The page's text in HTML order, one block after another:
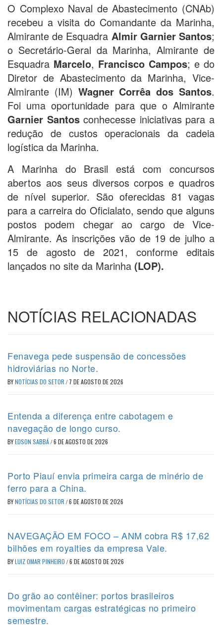
O Complexo Naval de Abastecimento (CNAb)
recebeu a visita do Comandante da Marinha,
Almirante de Esquadra Almir Garnier Santos;
o Secretário-Geral da Marinha, Almirante de
Esquadra Marcelo, Francisco Campos; e do
Diretor de Abastecimento da Marinha, Vice-
Almirante (IM) Wagner Corrêa dos Santos.
Foi uma oportunidade para que o Almirante
Garnier Santosconhecesse iniciativas para a
redução de custos operacionais da cadeia
logística da Marinha.
A Marinha do Brasil está com concursos
abertos aos seus diversos corpos e quadros
de nível superior. São oferecidas 81 vagas
para a carreira do Oficialato, sendo que alguns
postos podem chegar ao cargo de Vice-
Almirante. As inscrições vão de 19 de julho a
15 de agosto de 2021, conforme editais
lançados no site da Marinha (LOP).
NOTÍCIAS RELACIONADAS
Fenavega pede suspensão de concessões
hidroviárias no Norte.
BYNOTÍCIAS DO SETOR / 7 DE AGOSTO DE 2026
Entenda a diferença entre cabotagem e
navegação de longo curso.
BYEDSON SABBÁ/6 DE AGOSTO DE 2026
Porto Piauí envia primeira carga de minério de
ferro para a China.
BYNOTÍCIAS DO SETOR /6 DE AGOSTO DE 2026
NAVEGAÇÃO EM FOCO – ANM cobra R$ 17,62
bilhões em royalties da empresa Vale.
BYLUIZ OMAR PINHEIRO /6 DE AGOSTO DE 2026
Do grão ao contêiner: portos brasileiros
movimentam cargas estratégicas no primeiro
semestre.